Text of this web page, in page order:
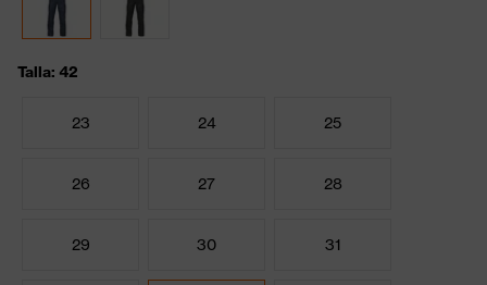
Talla: 42
23 24 25
26 27 28
29 30 31